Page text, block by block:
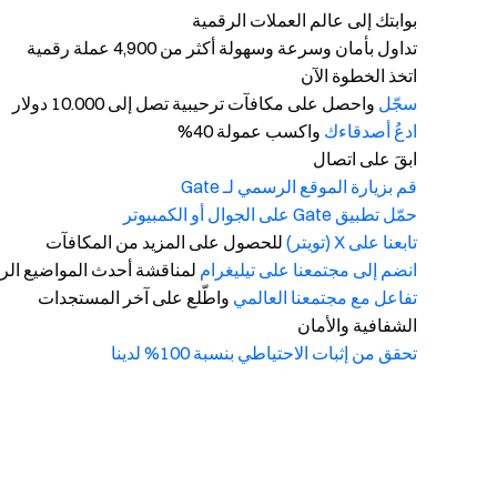
بوابتك إلى عالم العملات الرقمية
تداول بأمان وسرعة وسهولة أكثر من 4,900 عملة رقمية
اتخذ الخطوة الآن
سجّل واحصل على مكافآت ترحيبية تصل إلى 10.000 دولار
ادعُ أصدقاءك واكسب عمولة 40%
ابقَ على اتصال
قم بزيارة الموقع الرسمي لـ Gate
حمّل تطبيق Gate على الجوال أو الكمبيوتر
تابعنا على X (تويتر)
للحصول على المزيد من المكافآت
انضم إلى مجتمعنا على تيليغرام لمناقشة أحدث المواضيع
تفاعل مع مجتمعنا العالمي واطّلع على آخر المستجدات
الشفافية والأمان
تحقق من إثبات الاحتياطي بنسبة 100% لدينا